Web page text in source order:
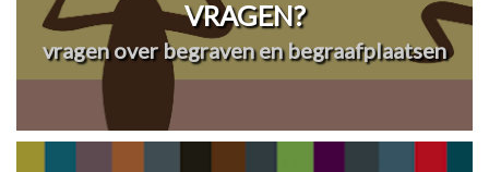
VRAGEN?
vragen over begraven en begraafplaatsen